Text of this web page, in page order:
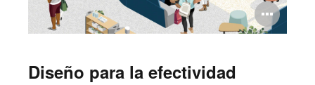
Diseño para la efectividad